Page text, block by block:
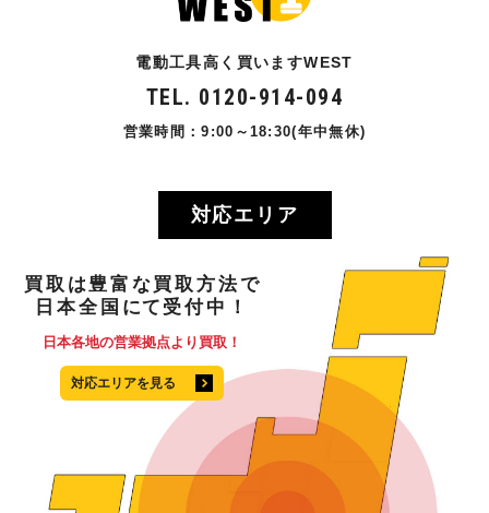
電動工具高く買いますWEST
TEL. 0120-914-094
営業時間：9:00～18:30(年中無休)
対応エリア
買取 は豊富な買取方法で
日本全国 にて 受付中！
日本各地の営業拠点より買取！
対応エリアを見る